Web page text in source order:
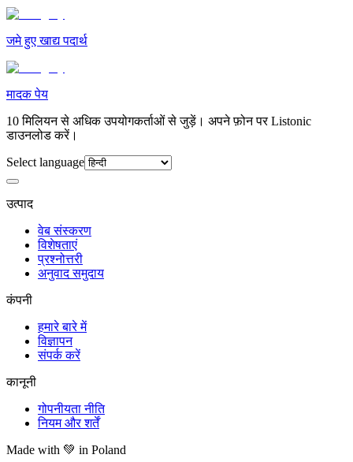
जमे हुए खाद्य पदार्थ
मादक पेय
10 मिलियन से अधिक उपयोगकर्ताओं से जुड़ें। अपने फ़ोन पर Listonic
डाउनलोड करें।
Select language
उत्पाद
वेब संस्करण
विशेषताएं
प्रश्नोत्तरी
अनुवाद समुदाय
कंपनी
हमारे बारे में
विज्ञापन
संपर्क करें
कानूनी
गोपनीयता नीति
नियम और शर्तें
Made with 💚 in Poland